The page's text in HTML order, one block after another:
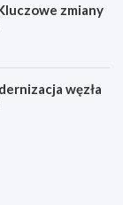
zmiany
węzła